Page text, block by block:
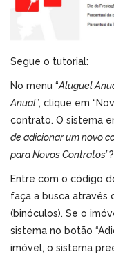
Segue o tutorial:
No menu “Aluguel
Anual”, clique em
contrato. O sistema
de adicionar um novo
para Novos Contratos
Entre com o código
faça a busca através
(binóculos). Se o
sistema no botão
imóvel, o sistema